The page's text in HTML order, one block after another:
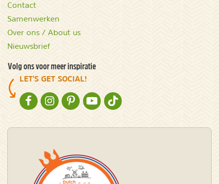
Contact
Samenwerken
Over ons / About us
Nieuwsbrief
Volg ons voor meer inspiratie
LET'S GET SOCIAL!
NATURESCANNER OP FACEBOOK
NATURESCANNER OP INSTAGRAM
NATURESCANNER OP PINTEREST
NATURESCANNER OP YOUTUBE
NATURESCANNER OP TIKTOK